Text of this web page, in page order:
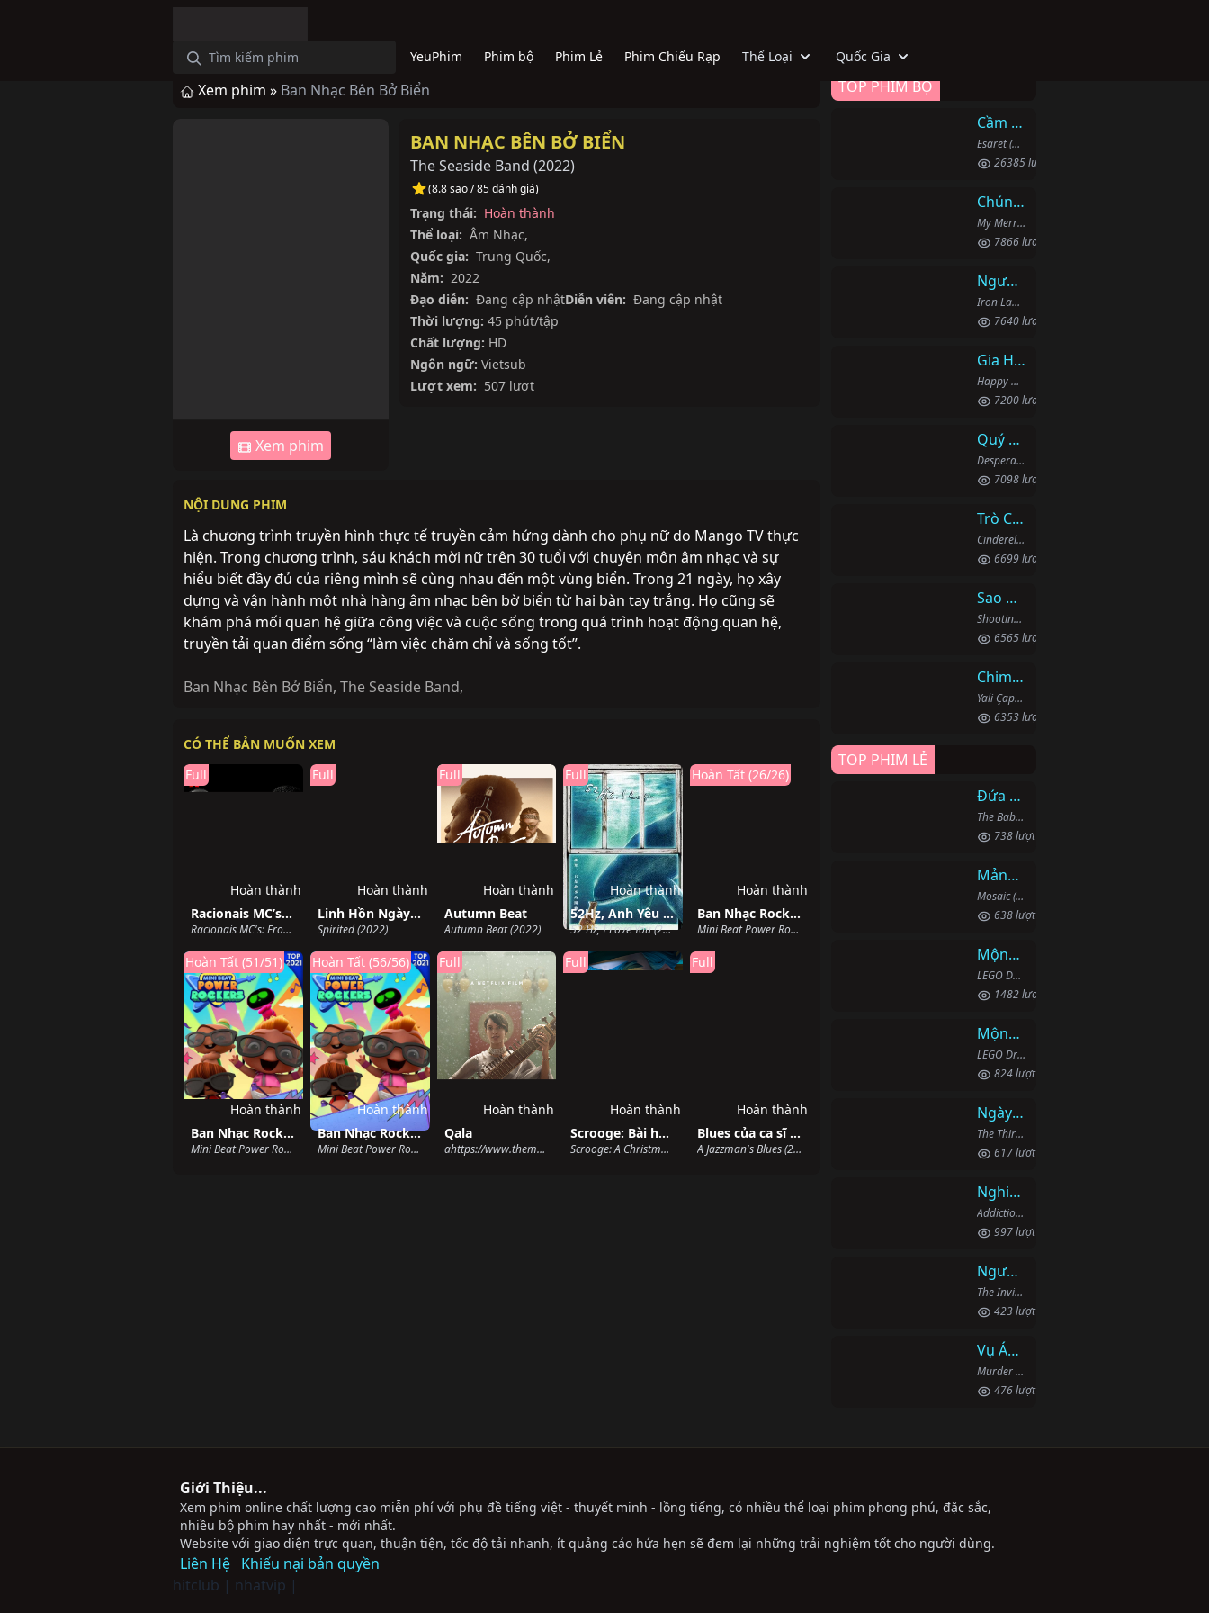
YeuPhim Phim bộ Phim Lẻ Phim Chiếu Rạp Thể Loại Quốc Gia
Xem phim » Ban Nhạc Bên Bở Biển
Xem phim
BAN NHẠC BÊN BỞ BIỂN
The Seaside Band (2022)
(8.8 sao / 85 đánh giá)
Trạng thái: Hoàn thành
Thể loại: Âm Nhạc,
Quốc gia: Trung Quốc,
Năm: 2022
Đạo diễn: Đang cập nhậtDiễn viên: Đang cập nhật
Thời lượng: 45 phút/tập
Chất lượng: HD
Ngôn ngữ: Vietsub
Lượt xem: 507 lượt
NỘI DUNG PHIM
Là chương trình truyền hình thực tế truyền cảm hứng dành cho phụ nữ do Mango TV thực
hiện. Trong chương trình, sáu khách mời nữ trên 30 tuổi với chuyên môn âm nhạc và sự
hiểu biết đầy đủ của riêng mình sẽ cùng nhau đến một vùng biển. Trong 21 ngày, họ xây
dựng và vận hành một nhà hàng âm nhạc bên bờ biển từ hai bàn tay trắng. Họ cũng sẽ
khám phá mối quan hệ giữa công việc và cuộc sống trong quá trình hoạt động.quan hệ,
truyền tải quan điểm sống “làm việc chăm chỉ và sống tốt”.
Ban Nhạc Bên Bở Biển, The Seaside Band,
CÓ THỂ BẢN MUỐN XEM
Racionais MC’s: Từ những con phố São Paulo
Racionais MC's: From the Streets of São Paulo (2022)
Full
Hoàn thành
Linh Hồn Ngày Giáng Sinh
Spirited (2022)
Full
Hoàn thành
Autumn Beat
Autumn Beat (2022)
Full
Hoàn thành
52Hz, Anh Yêu Em
52 Hz, I Love You (2017)
Full
Hoàn thành
Ban Nhạc Rock Nhí (Phần 1)
Mini Beat Power Rockers (Season 1) (2017)
Hoàn Tất (26/26)
Hoàn thành
Ban Nhạc Rock Nhí (Phần 2)
Mini Beat Power Rockers (Season 2) (2019)
Hoàn Tất (51/51)
Hoàn thành
Ban Nhạc Rock Nhí (Phần 3)
Mini Beat Power Rockers (Season 3) (2020)
Hoàn Tất (56/56)
Hoàn thành
Qala
ahttps://www.themoviedb.org/movie/934419 (2022)
Full
Hoàn thành
Scrooge: Bài hát Giáng sinh
Scrooge: A Christmas Carol (2022)
Full
Hoàn thành
Blues của ca sĩ jazz
A Jazzman's Blues (2022)
Full
Hoàn thành
TOP PHIM BỘ
Cầm Tù
Esaret (2022)
26385 lượt xem
Chúng Ta Hãy Kết Hôn Nhé
My Merry Marriage / Hôn Nhân Hạnh Phúc (2024)
7866 lượt xem
Người Phụ Nữ Mạnh Mẽ
Iron Lady Cha (2015)
7640 lượt xem
Gia Hòa Vạn Sự Thành
Happy Home (2016)
7200 lượt xem
Quý Cô Seon Ju Phục Thù
Desperate Mrs. Seonju (2024)
7098 lượt xem
Trò Chơi Lọ Lem
Cinderella Game (2024)
6699 lượt xem
Sao Băng
Shooting Stars (2022)
6565 lượt xem
Chim Bói Cá
Yali Çapkini (2022)
6353 lượt xem
TOP PHIM LẺ
Đứa Bé
The Baby (2022)
738 lượt xem
Mảnh Ghép
Mosaic (2018)
638 lượt xem
Mộng Giới (Phần 2)
LEGO DREAMZzz (Season 2) (2024)
1482 lượt xem
Mộng Giới (Phần 1)
LEGO Dreamzzz (2023)
824 lượt xem
Ngày Thứ Ba
The Third Day (2020)
617 lượt xem
Nghiện Ngập: Chuỗi Phim Bổ Trợ
Addiction: The Supplementary (2007)
997 lượt xem
Người Phi Công Vô Hình
The Invisible Pilot (2022)
423 lượt xem
Vụ Án Mạng Trên Đường Middle Beach
Murder on Middle Beach (2020)
476 lượt xem
Giới Thiệu...
Xem phim online chất lượng cao miễn phí với phụ đề tiếng việt - thuyết minh - lồng tiếng, có nhiều thể loại phim phong phú, đặc sắc,
nhiều bộ phim hay nhất - mới nhất.
Website với giao diện trực quan, thuận tiện, tốc độ tải nhanh, ít quảng cáo hứa hẹn sẽ đem lại những trải nghiệm tốt cho người dùng.
Liên Hệ Khiếu nại bản quyền
hitclub | nhatvip |